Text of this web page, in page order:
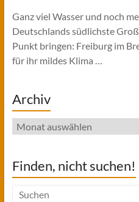
Ganz viel Wasser und noch
Deutschlands südlichste
Punkt bringen: Freiburg im
für ihr mildes Klima …
Archiv
Archiv
Finden, nicht suchen!